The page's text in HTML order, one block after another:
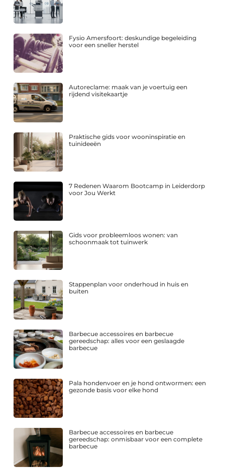
Fysio Amersfoort: deskundige begeleiding
voor een sneller herstel
Autoreclame: maak van je voertuig een
rijdend visitekaartje
Praktische gids voor wooninspiratie en
tuinideeën
7 Redenen Waarom Bootcamp in Leiderdorp
voor Jou Werkt
Gids voor probleemloos wonen: van
schoonmaak tot tuinwerk
Stappenplan voor onderhoud in huis en
buiten
Barbecue accessoires en barbecue
gereedschap: alles voor een geslaagde
barbecue
Pala hondenvoer en je hond ontwormen: een
gezonde basis voor elke hond
Barbecue accessoires en barbecue
gereedschap: onmisbaar voor een complete
barbecue